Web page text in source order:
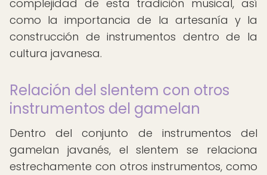
complejidad de esta tradición musical, así
como la importancia de la artesanía y la
construcción de instrumentos dentro de la
cultura javanesa.
Relación del slentem con otros
instrumentos del gamelan
Dentro del conjunto de instrumentos del
gamelan javanés, el slentem se relaciona
estrechamente con otros instrumentos, como